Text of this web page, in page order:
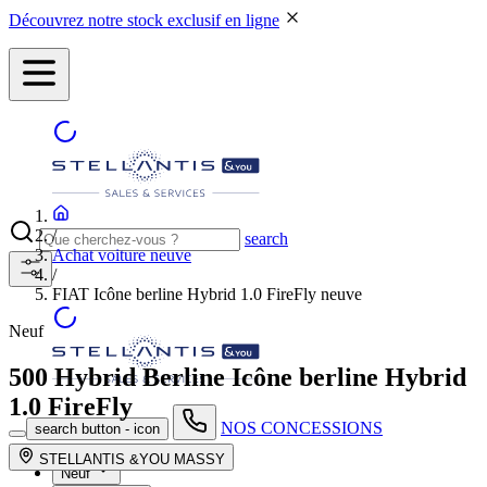
Découvrez notre stock exclusif en ligne
search
search button - icon NOS CONCESSIONS
Neuf
/
Achat voiture neuve
/
FIAT Icône berline Hybrid 1.0 FireFly neuve
Neuf
500 Hybrid BerlineIcône berline Hybrid
1.0 FireFly
STELLANTIS &YOU MASSY